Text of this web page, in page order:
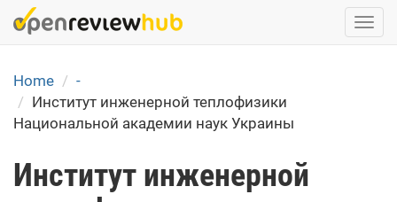
Skip
to
content
Home
-
Институт инженерной теплофизики
Национальной академии наук Украины
Институт инженерной